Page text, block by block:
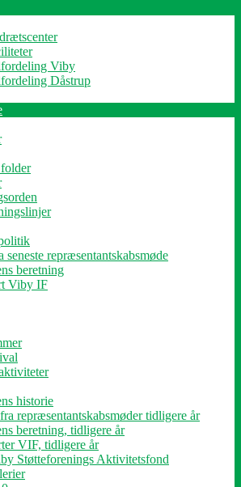
Viby
Dåstrup
seneste repræsentantskabsmøde
beretning
Viby IF
historie
repræsentantskabsmøder tidligere år
beretning, tidligere år
VIF, tidligere år
Støtteforenings Aktivitetsfond